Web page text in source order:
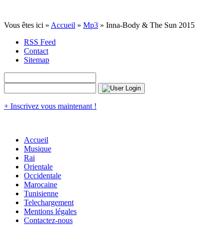
Vous êtes ici » Accueil » Mp3 » Inna-Body & The Sun 2015
RSS Feed
Contact
Sitemap
+ Inscrivez vous maintenant !
Accueil
Musique
Rai
Orientale
Occidentale
Marocaine
Tunisienne
Telechargement
Mentions légales
Contactez-nous